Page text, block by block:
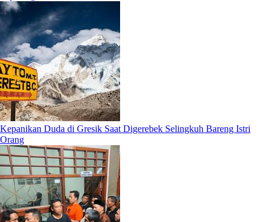
Kepanikan Duda di Gresik Saat Digerebek Selingkuh Bareng Istri
Orang